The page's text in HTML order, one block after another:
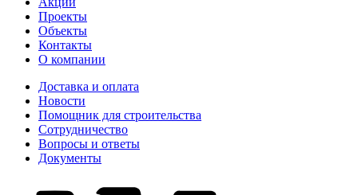
Проекты
Объекты
Контакты
О компании
Доставка и оплата
Новости
Помощник для строительства
Сотрудничество
Вопросы и ответы
Документы